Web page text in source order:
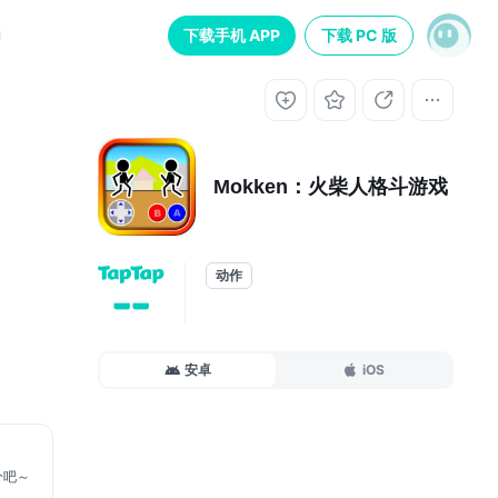
下载手机 APP 下载 PC 版
～
Mokken：火柴人格斗游戏
--
动作
安卓 iOS